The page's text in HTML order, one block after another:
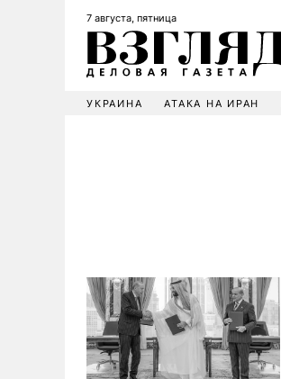
7 августа, пятница
УКРАИНА АТАКА НА ИРАН